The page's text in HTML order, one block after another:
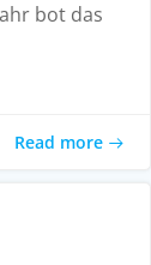
bot das
Read more